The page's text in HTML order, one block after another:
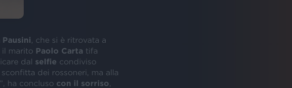
Pausini , che si è ritrovata a
il marito Paolo Carta tifa
dal selfie condiviso
dei rossoneri, ma alla
”, ha concluso con il sorriso